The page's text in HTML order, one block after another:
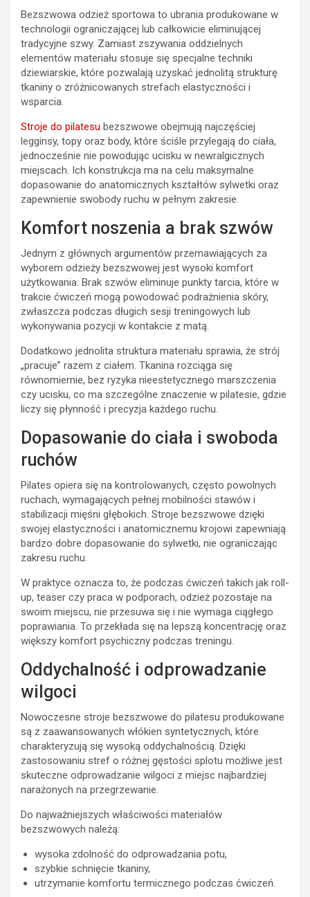
Bezszwowa odzież sportowa to ubrania produkowane w
technologii ograniczającej lub całkowicie eliminującej
tradycyjne szwy. Zamiast zszywania oddzielnych
elementów materiału stosuje się specjalne techniki
dziewiarskie, które pozwalają uzyskać jednolitą strukturę
tkaniny o zróżnicowanych strefach elastyczności i
wsparcia.
Stroje do pilatesu bezszwowe obejmują najczęściej
legginsy, topy oraz body, które ściśle przylegają do ciała,
jednocześnie nie powodując ucisku w newralgicznych
miejscach. Ich konstrukcja ma na celu maksymalne
dopasowanie do anatomicznych kształtów sylwetki oraz
zapewnienie swobody ruchu w pełnym zakresie.
Komfort noszenia a brak szwów
Jednym z głównych argumentów przemawiających za
wyborem odzieży bezszwowej jest wysoki komfort
użytkowania. Brak szwów eliminuje punkty tarcia, które w
trakcie ćwiczeń mogą powodować podrażnienia skóry,
zwłaszcza podczas długich sesji treningowych lub
wykonywania pozycji w kontakcie z matą.
Dodatkowo jednolita struktura materiału sprawia, że strój
„pracuje” razem z ciałem. Tkanina rozciąga się
równomiernie, bez ryzyka nieestetycznego marszczenia
czy ucisku, co ma szczególne znaczenie w pilatesie, gdzie
liczy się płynność i precyzja każdego ruchu.
Dopasowanie do ciała i swoboda
ruchów
Pilates opiera się na kontrolowanych, często powolnych
ruchach, wymagających pełnej mobilności stawów i
stabilizacji mięśni głębokich. Stroje bezszwowe dzięki
swojej elastyczności i anatomicznemu krojowi zapewniają
bardzo dobre dopasowanie do sylwetki, nie ograniczając
zakresu ruchu.
W praktyce oznacza to, że podczas ćwiczeń takich jak roll-
up, teaser czy praca w podporach, odzież pozostaje na
swoim miejscu, nie przesuwa się i nie wymaga ciągłego
poprawiania. To przekłada się na lepszą koncentrację oraz
większy komfort psychiczny podczas treningu.
Oddychalność i odprowadzanie
wilgoci
Nowoczesne stroje bezszwowe do pilatesu produkowane
są z zaawansowanych włókien syntetycznych, które
charakteryzują się wysoką oddychalnością. Dzięki
zastosowaniu stref o różnej gęstości splotu możliwe jest
skuteczne odprowadzanie wilgoci z miejsc najbardziej
narażonych na przegrzewanie.
Do najważniejszych właściwości materiałów
bezszwowych należą:
wysoka zdolność do odprowadzania potu,
szybkie schnięcie tkaniny,
utrzymanie komfortu termicznego podczas ćwiczeń.